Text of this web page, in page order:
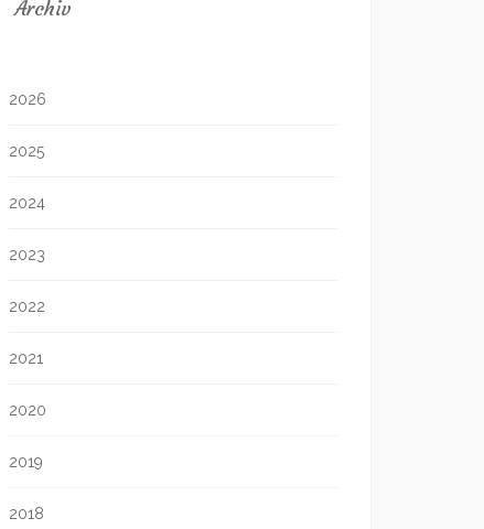
Archiv
2026
2025
2024
2023
2022
2021
2020
2019
2018